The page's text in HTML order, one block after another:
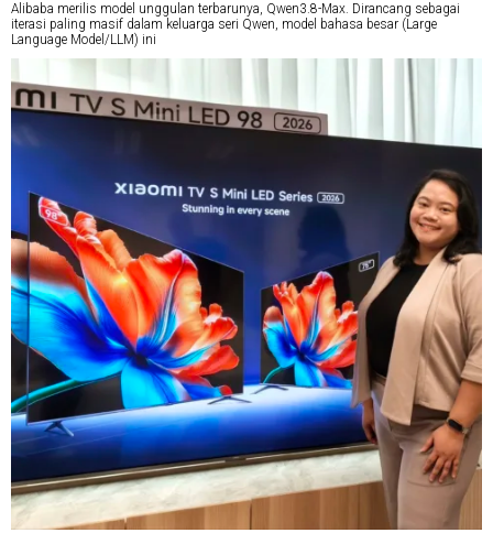
Alibaba merilis model unggulan terbarunya, Qwen3.8-Max. Dirancang sebagai
iterasi paling masif dalam keluarga seri Qwen, model bahasa besar (Large
Language Model/LLM) ini